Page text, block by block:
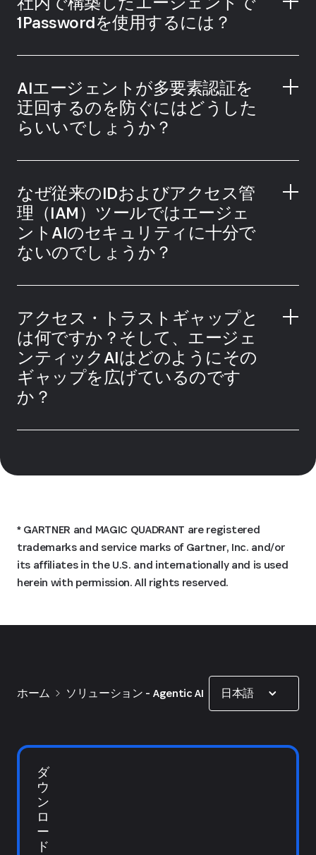
エージェントが何にいつアクセスしているかを
問題が発生した場合に、簡単にアクセスを取り
1Passwordを使用するには？
AIエージェントが多要素認証を
迂回するのを防ぐにはどうした
らいいでしょうか？
なぜ従来のIDおよびアクセス管
理（IAM）ツールではエージェ
ントAIのセキュリティに十分で
ないのでしょうか？
アクセス・トラストギャップと
は何ですか？そして、エージェ
ンティックAIはどのようにその
ギャップを広げているのです
か？
*GARTNER and MAGIC QUADRANT are registered
trademarks and service marks of Gartner, Inc. and/or
its affiliates in the U.S. and internationally and is used
herein with permission. All rights reserved.
ホーム ソリューション - Agentic AI 日本語
Show options
ダ
ウ
ン
ロ
ー
ド